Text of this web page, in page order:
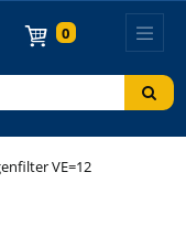
0
VE=12